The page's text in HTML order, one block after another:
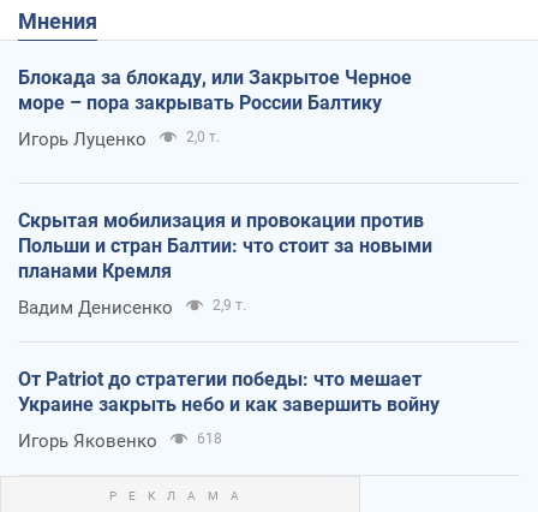
Мнения
Блокада за блокаду, или Закрытое Черное
море – пора закрывать России Балтику
Игорь Луценко 2,0 т.
Скрытая мобилизация и провокации против
Польши и стран Балтии: что стоит за новыми
планами Кремля
Вадим Денисенко 2,9 т.
От Patriot до стратегии победы: что мешает
Украине закрыть небо и как завершить войну
Игорь Яковенко 618